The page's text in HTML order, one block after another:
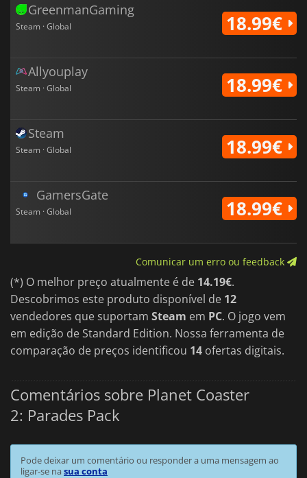
GreenmanGaming
Steam · Global 18.99€
Allyouplay
Steam · Global 18.99€
Steam
Steam · Global 18.99€
GamersGate
Steam · Global 18.99€
Comunicar um erro ou feedback
(*) O melhor preço atualmente é de 14.19€.
Descobrimos este produto disponível de 12
vendedores que suportam Steam em PC. O jogo vem
em edição de Standard Edition. Nossa ferramenta de
comparação de preços identificou 14 ofertas digitais.
Comentários sobre Planet Coaster
2: Parades Pack
Pode deixar um comentário ou responder a uma mensagem ao
ligar-se nasua conta